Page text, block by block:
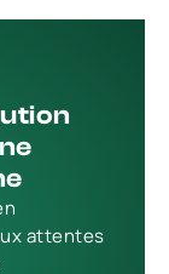
attentes